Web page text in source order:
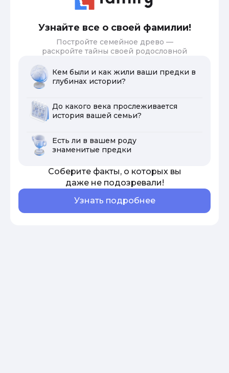
Узнайте все о своей фамилии!
Постройте семейное древо —
раскройте тайны своей родословной
Кем были и как жили ваши предки в
глубинах истории?
До какого века прослеживается
история вашей семьи?
Есть ли в вашем роду
знаменитые предки
Соберите факты, о которых вы
даже не подозревали!
Узнать подробнее